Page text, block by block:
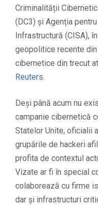
Criminalității
(DC3) și Agenția
Infrastructură (CISA),
geopolitice recente
cibernetice din trecut
Reuters.
Deși până acum nu
campanie cibernetică
Statelor Unite, oficialii
grupările de hackeri
profita de contextul
Vizate ar fi în special
colaborează cu firme
dar și infrastructuri